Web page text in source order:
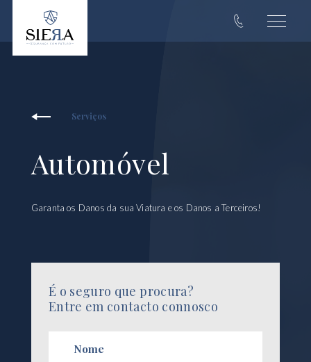
Serviços
Automóvel
Garanta os Danos da sua Viatura e os Danos a Terceiros!
É o seguro que procura?
Entre em contacto connosco